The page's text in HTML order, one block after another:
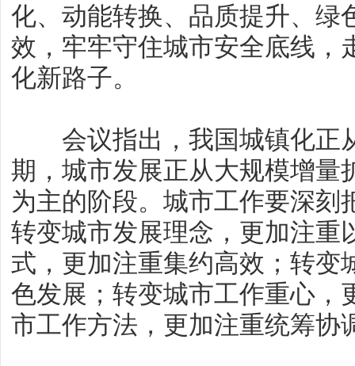
化、动能转换、品质提升、绿
效，牢牢守住城市安全底线，
化新路子。
会议指出，我国城镇化正
期，城市发展正从大规模增量
为主的阶段。城市工作要深刻
转变城市发展理念，更加注重
式，更加注重集约高效；转变
色发展；转变城市工作重心，
市工作方法，更加注重统筹协